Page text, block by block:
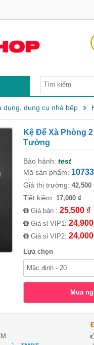
dụng, dụng cụ nhà bếp
Kệ Để Xà Phòng
Tường
Bảo hành: test
Mã sản phẩm: 10733
Giá thị trường: 42,500
Tiết kiệm: 17,000 ₫
Giá bán : 25,500 ₫
Giá sỉ VIP1:
Giá sỉ VIP2:
Lựa chọn